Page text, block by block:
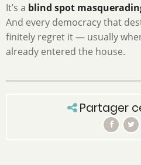
It’s a blind spot
And every democracy that
finitely regret it — usually
already entered the house.
Partager